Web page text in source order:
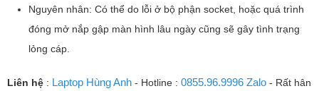
Nguyên nhân: Có thể do lỗi ở bộ phận socket, hoặc quá trình
đóng mở nắp gập màn hình lâu ngày cũng sẽ gây tình trạng
lỏng cáp.
Liên hệ : Laptop Hùng Anh - Hotline : 0855.96.9996 Zalo - Rất hân